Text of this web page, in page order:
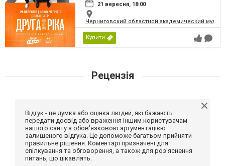
21 вересня, 18:00
Черниговский областной академический
Купити
Рецензія
Відгук - це думка або оцінка людей, які бажають
передати досвід або враження іншим користувачам
нашого сайту з обов'язковою аргументацією
залишеного відгука. Це допоможе багатьом прийняти
правильне рішення. Коментарі призначені для
спілкування та обговорення, а також для роз'яснення
питань, що цікавлять.